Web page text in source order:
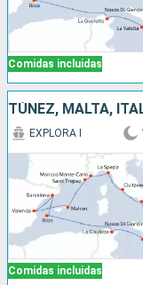
Comidas incluidas
Comidas incluidas
EXPLORA I